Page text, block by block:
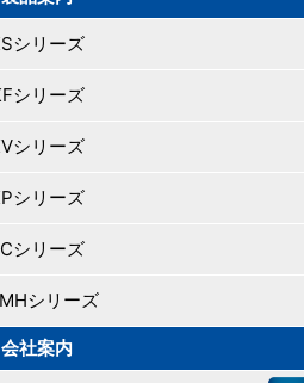
シリーズ
シリーズ
シリーズ
シリーズ
シリーズ
シリーズ
会社案内